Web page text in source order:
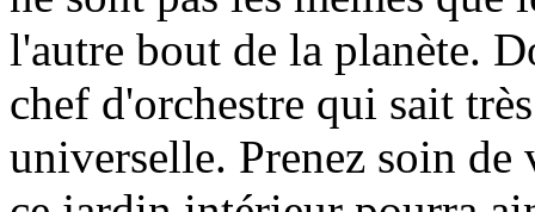
l'autre bout de la planète.
chef d'orchestre qui sait
universelle. Prenez soin